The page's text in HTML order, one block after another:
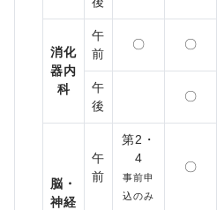
消化
器内
科
午
前
〇 〇
午
後
〇
脳・
神経
午
前
第2・
4
事前申
込のみ
〇